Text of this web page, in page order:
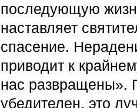
последующую
наставляет
спасение.
приводит к
нас развращены».
убедителен, это